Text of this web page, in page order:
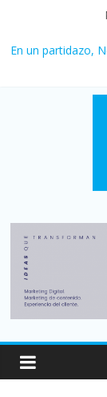
En un partidazo,
Vacaciones de
turístico: 4,6
Fuerte caída de
Central venció 1
Pullaro mejora